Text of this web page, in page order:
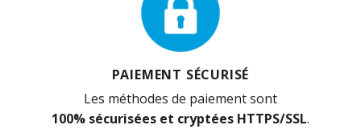
PAIEMENT SÉCURISÉ
Les méthodes de paiement sont
100% sécurisées et cryptées HTTPS/SSL.